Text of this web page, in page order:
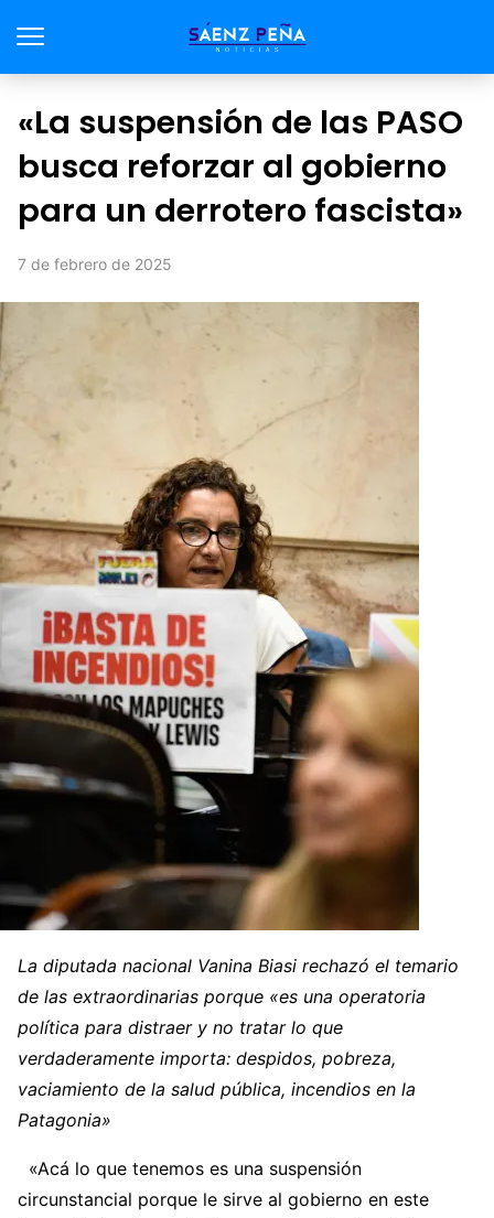
«La suspensión de las PASO
busca reforzar al gobierno
para un derrotero fascista»
7 de febrero de 2025
La diputada nacional Vanina Biasi rechazó el temario
de las extraordinarias porque «es una operatoria
política para distraer y no tratar lo que
verdaderamente importa: despidos, pobreza,
vaciamiento de la salud pública, incendios en la
Patagonia»
«Acá lo que tenemos es una suspensión
circunstancial porque le sirve al gobierno en este